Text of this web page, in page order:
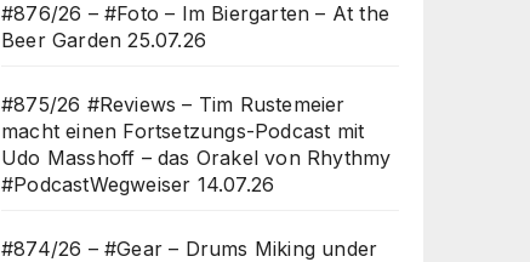
#876/26 – #Foto – Im Biergarten – At the
Beer Garden 25.07.26
#875/26 #Reviews – Tim Rustemeier
macht einen Fortsetzungs-Podcast mit
Udo Masshoff – das Orakel von Rhythmy
#PodcastWegweiser 14.07.26
#874/26 – #Gear – Drums Miking under